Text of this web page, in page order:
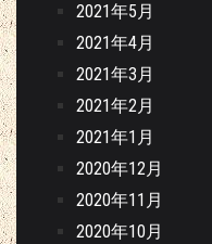
2021年5月
2021年4月
2021年3月
2021年2月
2021年1月
2020年12月
2020年11月
2020年10月